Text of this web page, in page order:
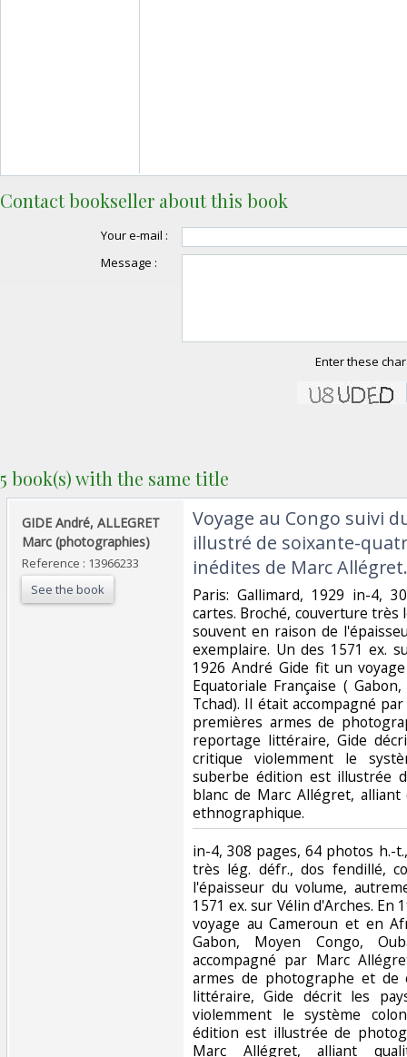
Contact bookseller about this book
Your e-mail :
Message :
Enter these
5 book(s) with the same title
‎GIDE André, ALLEGRET
Marc (photographies)‎
Reference : 13966233
See the book
‎Voyage au Congo suivi
illustré de soixante-
inédites de Marc Allégret.‎
‎Paris: Gallimard, 1929 in-4,
cartes. Broché, couverture très
souvent en raison de
exemplaire. Un des 1571 ex.
1926 André Gide fit un
Equatoriale Française (
Tchad). Il était accompagné
premières armes de
reportage littéraire, Gide
critique violemment le
suberbe édition est illustrée
blanc de Marc Allégret,
ethnographique.‎
‎in-4, 308 pages, 64 photos h.-
très lég. défr., dos fendillé,
l'épaisseur du volume,
1571 ex. sur Vélin d'Arches. En
voyage au Cameroun et en
Gabon, Moyen Congo,
accompagné par Marc
armes de photographe et de
littéraire, Gide décrit les
violemment le système
édition est illustrée de
Marc Allégret, alliant